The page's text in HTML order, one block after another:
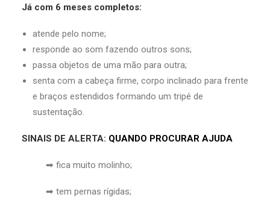
Já com 6 meses completos:
atende pelo nome;
responde ao som fazendo outros sons;
passa objetos de uma mão para outra;
senta com a cabeça firme, corpo inclinado para frente
e braços estendidos formando um tripé de
sustentação.
SINAIS DE ALERTA: QUANDO PROCURAR AJUDA
➡ fica muito molinho;
➡ tem pernas rígidas;